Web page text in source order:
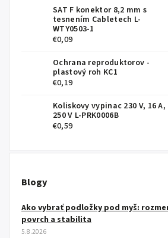
SAT F konektor 8,2 mm s
tesnením Cabletech L-
WTY0503-1
€0,09
Ochrana reproduktorov -
plastový roh KC1
€0,19
Koliskovy vypinac 230 V, 16 A,
250 V L-PRK0006B
€0,59
Blogy
Ako vybrať podložky pod myš:
povrch a stabilita
5.8.2026